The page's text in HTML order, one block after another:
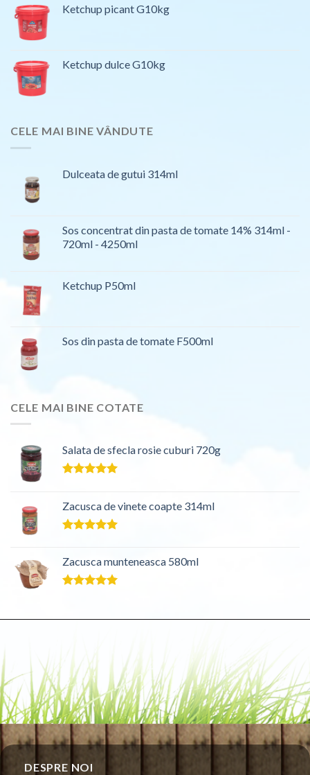
Ketchup picant G10kg
Ketchup dulce G10kg
CELE MAI BINE VÂNDUTE
Dulceata de gutui 314ml
Sos concentrat din pasta de tomate 14% 314ml -
720ml - 4250ml
Ketchup P50ml
Sos din pasta de tomate F500ml
CELE MAI BINE COTATE
Salata de sfecla rosie cuburi 720g
Zacusca de vinete coapte 314ml
Zacusca munteneasca 580ml
DESPRE NOI